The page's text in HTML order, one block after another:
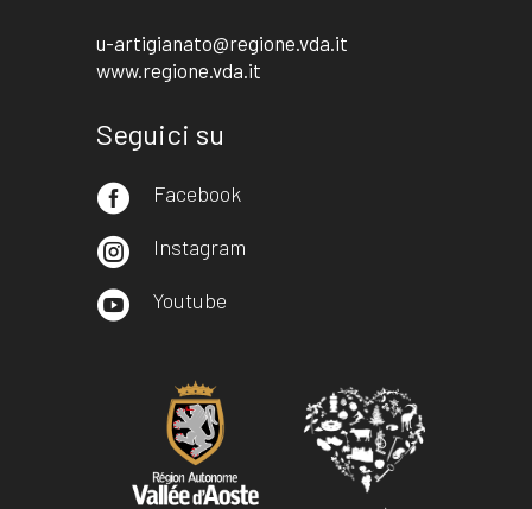
u-artigianato@regione.vda.it
www.regione.vda.it
Seguici su
 Facebook
 Instagram
 Youtube